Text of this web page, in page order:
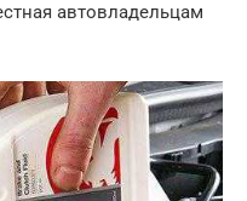
автовладельцам